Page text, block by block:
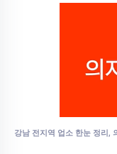
강남 전지역 업소 한눈 정리,